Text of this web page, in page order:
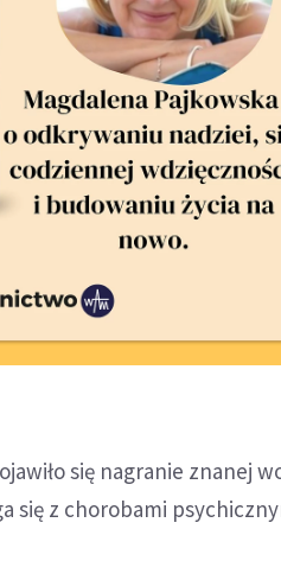
się nagranie znanej
się z chorobami